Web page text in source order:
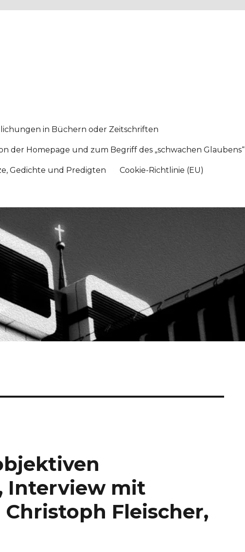
in Büchern oder Zeitschriften
der Homepage und zum Begriff des „schwachen Glaubens“
Gedichte und Predigten Cookie-Richtlinie (EU)
Interview mit
Fleischer,